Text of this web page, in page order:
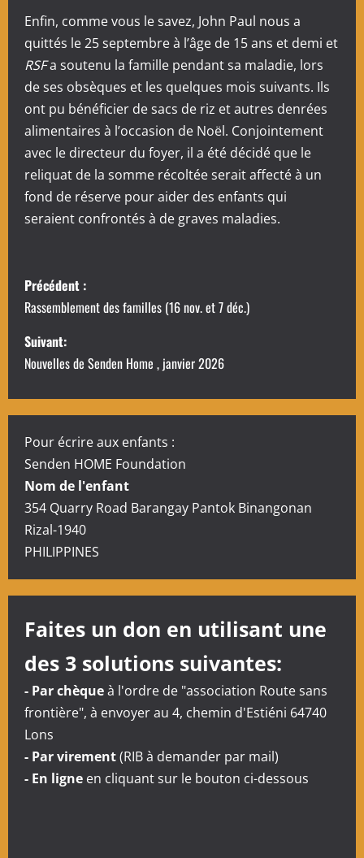
Enfin, comme vous le savez, John Paul nous a
quittés le 25 septembre à l’âge de 15 ans et demi et
RSFa soutenu la famille pendant sa maladie, lors
de ses obsèques et les quelques mois suivants. Ils
ont pu bénéficier de sacs de riz et autres denrées
alimentaires à l’occasion de Noël. Conjointement
avec le directeur du foyer, il a été décidé que le
reliquat de la somme récoltée serait affecté à un
fond de réserve pour aider des enfants qui
seraient confrontés à de graves maladies.
N
a
v
i
g
a
t
i
o
n
d
’
a
r
t
i
Précédent :
Rassemblement des familles (16 nov. et 7 déc.)
Suivant:
Nouvelles de Senden Home , janvier 2026
Pour écrire aux enfants :
Senden HOME Foundation
Nom de l'enfant
354 Quarry Road Barangay Pantok Binangonan
Rizal-1940
PHILIPPINES
Faites un don en utilisant une
des 3 solutions suivantes:
- Par chèqueà l'ordre de "association Route sans
frontière", à envoyer au 4, chemin d'Estiéni 64740
Lons
- Par virement(RIB à demander par mail)
- En ligne en cliquant sur le bouton ci-dessous